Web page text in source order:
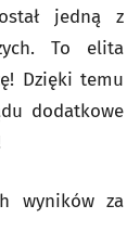
jedną z
To elita
Dzięki temu
dodatkowe
wyników za